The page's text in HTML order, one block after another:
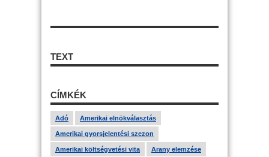
TEXT
CÍMKÉK
Adó Amerikai elnökválasztás
Amerikai gyorsjelentési szezon
Amerikai költségvetési vita Arany elemzése